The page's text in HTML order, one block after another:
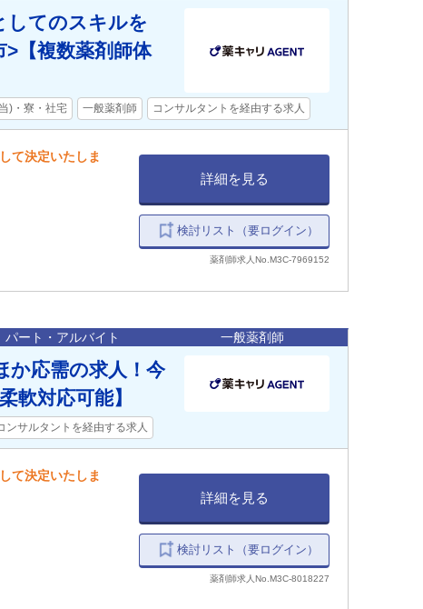
してのスキルを
【複数薬剤師体
)・寮・社宅 一般薬剤師 コンサルタントを経由する求人
て決定いたしま
詳細を見る
検討リスト（要ログイン）
薬剤師求人No.M3C-7969152
パート・アルバイト 一般薬剤師
か応需の求人！今
軟対応可能】
ンサルタントを経由する求人
て決定いたしま
詳細を見る
検討リスト（要ログイン）
薬剤師求人No.M3C-8018227